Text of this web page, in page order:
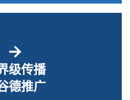
→
级传播
德推广